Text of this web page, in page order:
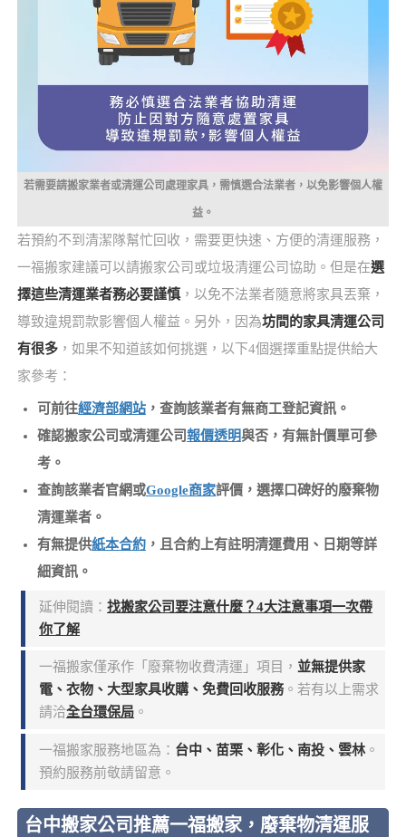
若需要請搬家業者或清運公司處理家具，需慎選合法業者，以免影響個人權
益。
若預約不到清潔隊幫忙回收，需要更快速、方便的清運服務，
一福搬家建議可以請搬家公司或垃圾清運公司協助。但是在選
擇這些清運業者務必要謹慎，以免不法業者隨意將家具丟棄，
導致違規罰款影響個人權益。另外，因為坊間的家具清運公司
有很多，如果不知道該如何挑選，以下4個選擇重點提供給大
家參考：
可前往經濟部網站，查詢該業者有無商工登記資訊。
確認搬家公司或清運公司 報價透明與否，有無計價單可參
考。
查詢該業者官網或Google商家評價，選擇口碑好的廢棄物
清運業者。
有無提供紙本合約，且合約上有註明清運費用、日期等詳
細資訊。
延伸閱讀：找搬家公司要注意什麼？4大注意事項一次帶
你了解
一福搬家僅承作「廢棄物收費清運」項目，並無提供家
電、衣物、大型家具收購、免費回收服務。若有以上需求
請洽全台環保局 。
一福搬家服務地區為： 台中、苗栗、彰化、南投、雲林 。
預約服務前敬請留意。
台中搬家公司推薦一福搬家，廢棄物清運服